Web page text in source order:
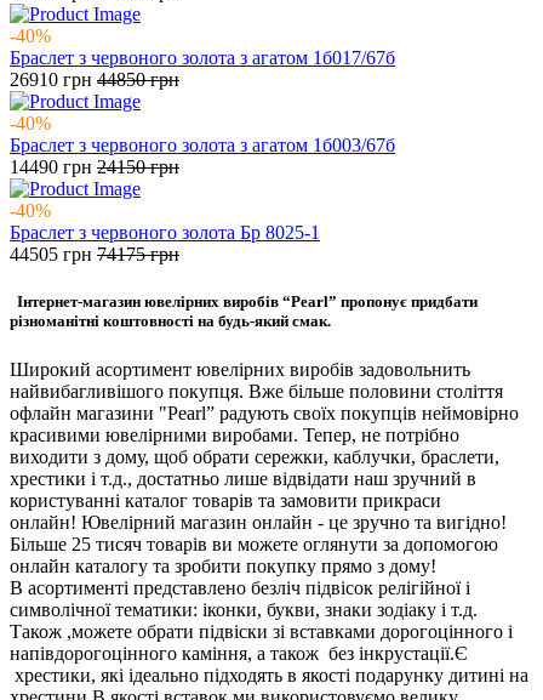
-40%
Браслет з червоного золота з агатом 1б017/67б
26910 грн 44850грн
-40%
Браслет з червоного золота з агатом 1б003/67б
14490 грн 24150грн
-40%
Браслет з червоного золота Бр 8025-1
44505 грн 74175грн
Інтернет-магазин ювелірних виробів “Pearl” пропонує придбати
різноманітні коштовності на будь-який смак.
Широкий асортимент ювелірних виробів задовольнить
найвибагливішого покупця. Вже більше половини століття
офлайн магазини "Pearl” радують своїх покупців неймовірно
красивими ювелірними виробами. Тепер, не потрібно
виходити з дому, щоб обрати сережки, каблучки, браслети,
хрестики і т.д., достатньо лише відвідати наш зручний в
користуванні каталог товарів та замовити прикраси
онлайн! Ювелірний магазин онлайн - це зручно та вигідно!
Більше 25 тисяч товарів ви можете оглянути за допомогою
онлайн каталогу та зробити покупку прямо з дому!
В асортименті представлено безліч підвісок релігійної і
символічної тематики: іконки, букви, знаки зодіаку і т.д.
Також ,можете обрати підвіски зі вставками дорогоцінного і
напівдорогоцінного каміння, а також без інкрустації.Є
хрестики, які ідеально підходять в якості подарунку дитині на